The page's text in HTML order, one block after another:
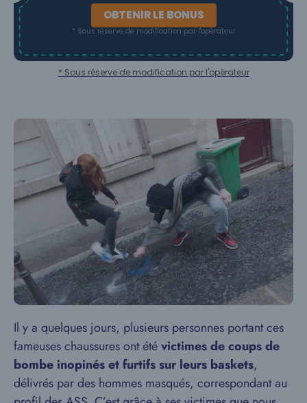
OBTENIR LE BONUS
* Sous réserve de modification par l'opérateur
* Sous réserve de modification par l'opérateur
Il y a quelques jours, plusieurs personnes portant ces
fameuses chaussures ont étévictimes de coups de
bombe inopinés et furtifs sur leurs baskets,
délivrés par des hommes masqués, correspondant au